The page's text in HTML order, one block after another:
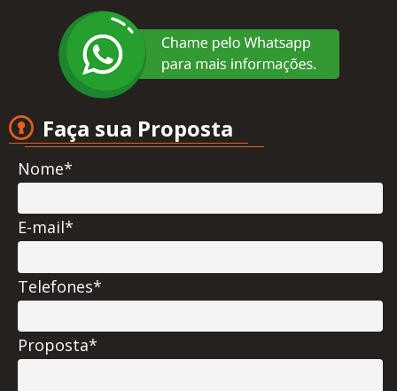
Faça sua Proposta
Nome*
E-mail*
Telefones*
Proposta*